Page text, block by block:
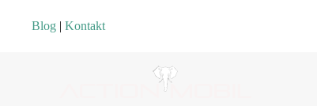
Blog | Kontakt